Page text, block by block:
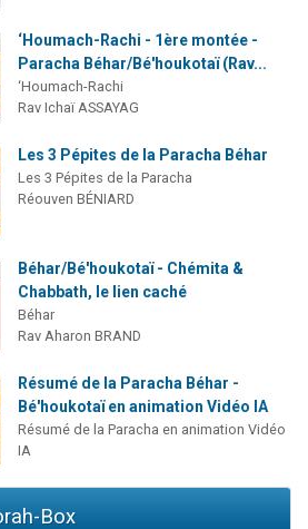
‘Houmach-Rachi - 1ère montée -
Paracha Béhar/Bé'houkotaï (Rav...
‘Houmach-Rachi
Rav Ichaï ASSAYAG
Les 3 Pépites de la Paracha Béhar
Les 3 Pépites de la Paracha
Réouven BÉNIARD
Béhar/Bé'houkotaï - Chémita &
Chabbath, le lien caché
Béhar
Rav Aharon BRAND
Résumé de la Paracha Béhar -
Bé'houkotaï en animation Vidéo IA
Résumé de la Paracha en animation Vidéo
IA
Box